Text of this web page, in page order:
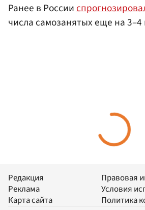
Ранее в России
числа самозанятых еще на 3–4
Редакция
Реклама
Карта сайта
Правовая
Условия
Политика